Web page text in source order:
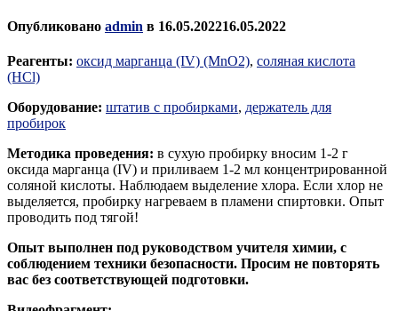
Опубликовано admin в 16.05.202216.05.2022
Реагенты: оксид марганца (IV) (MnO2), соляная кислота
(HCl)
Оборудование: штатив с пробирками, держатель для
пробирок
Методика проведения: в сухую пробирку вносим 1-2 г
оксида марганца (IV) и приливаем 1-2 мл концентрированной
соляной кислоты. Наблюдаем выделение хлора. Если хлор не
выделяется, пробирку нагреваем в пламени спиртовки. Опыт
проводить под тягой!
Опыт выполнен под руководством учителя химии, с
соблюдением техники безопасности. Просим не повторять
вас без соответствующей подготовки.